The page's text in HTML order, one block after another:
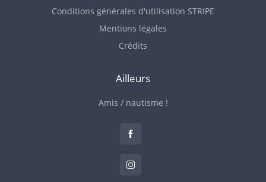
Conditions générales d'utilisation STRIPE
Mentions légales
Crédits
Ailleurs
Amis / nautisme !